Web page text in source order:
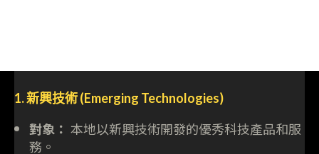
1. 新興技術 (Emerging Technologies)
對象： 本地以新興技術開發的優秀科技產品和服
務。